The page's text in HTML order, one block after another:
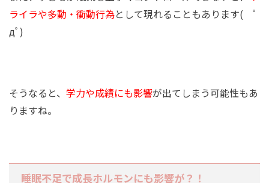
ライラや多動・衝動行為として現れることもあります( ﾟ
дﾟ)
そうなると、 学力や成績にも影響が出てしまう可能性もあ
りますね。
睡眠不足で成長ホルモンにも影響が？！